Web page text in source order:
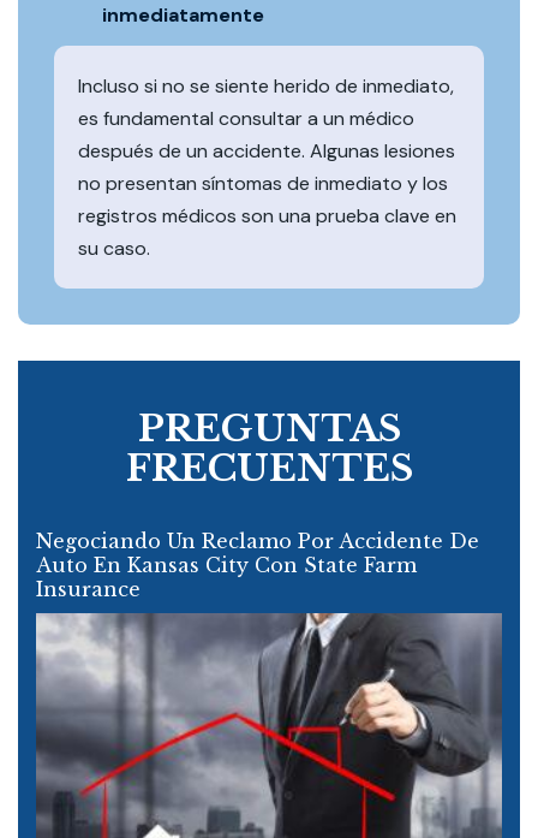
inmediatamente
Incluso si no se siente herido de inmediato,
es fundamental consultar a un médico
después de un accidente. Algunas lesiones
no presentan síntomas de inmediato y los
registros médicos son una prueba clave en
su caso.
PREGUNTAS
FRECUENTES
Negociando Un Reclamo Por Accidente De
Auto En Kansas City Con State Farm
Insurance